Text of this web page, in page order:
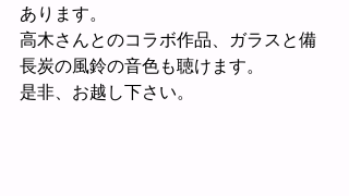
あります。
高木さんとのコラボ作品、ガラスと備
長炭の風鈴の音色も聴けます。
是非、お越し下さい。